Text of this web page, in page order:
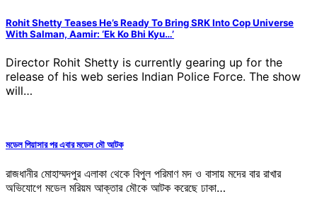
Rohit Shetty Teases He’s Ready To Bring SRK Into Cop Universe
With Salman, Aamir: ‘Ek Ko Bhi Kyu…’
Director Rohit Shetty is currently gearing up for the
release of his web series Indian Police Force. The show
will…
মডেল পিয়াসার পর এবার মডেল মৌ আটক
রাজধানীর মোহাম্মদপুর এলাকা থেকে বিপুল পরিমাণ মদ ও বাসায় মদের বার রাখার
অভিযোগে মডেল মরিয়ম আক্তার মৌকে আটক করেছে ঢাকা…